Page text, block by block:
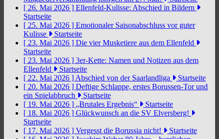
[ 26. Mai 2026 ] Ellenfeld-Kulisse: Abschied in Bildern
Startseite
[ 25. Mai 2026 ] Emotionaler Saisonabschluss vor guter
Kulisse
Startseite
[ 23. Mai 2026 ] Die vier Musketiere aus dem Ellenfeld
Startseite
[ 23. Mai 2026 ] 3er-Kette: Namen und Notizen aus dem
Ellenfeld
Startseite
[ 22. Mai 2026 ] Abschied von der Saarlandliga
Startseite
[ 20. Mai 2026 ] Deftige Schlappe, erstes Borussen-Tor und
ein Spielabbruch
Startseite
[ 19. Mai 2026 ] „Brutales Ergebnis“
Startseite
[ 18. Mai 2026 ] Glückwunsch an die SV Elversberg!
Startseite
[ 17. Mai 2026 ] Vergesst die Borussia nicht!
Startseite